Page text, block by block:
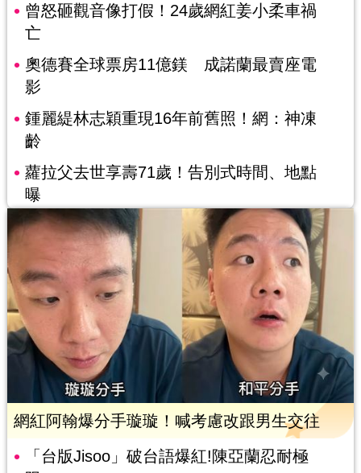
曾怒砸觀音像打假！24歲網紅姜小柔車禍
亡
奧德賽全球票房11億鎂 成諾蘭最賣座電
影
鍾麗緹林志穎重現16年前舊照！網：神凍
齡
蘿拉父去世享壽71歲！告別式時間、地點
曝
網紅阿翰爆分手璇璇！喊考慮改跟男生交往
「台版Jisoo」破台語爆紅!陳亞蘭忍耐極